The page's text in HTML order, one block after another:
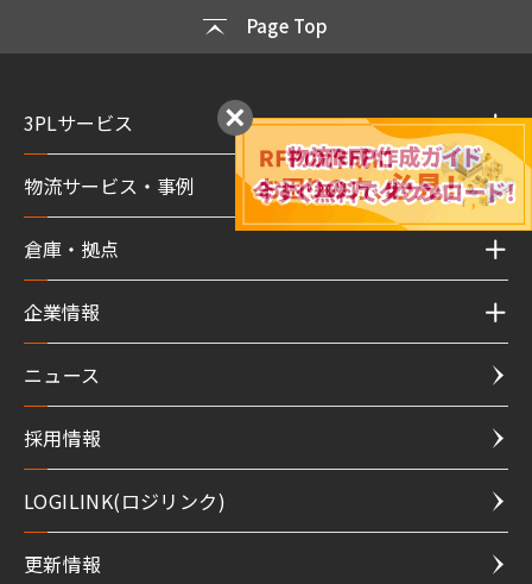
Page Top
3PLサービス
物流サービス・事例
倉庫・拠点
企業情報
ニュース
採用情報
LOGILINK(ロジリンク)
更新情報